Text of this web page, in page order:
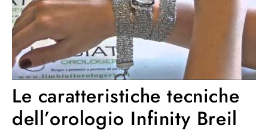
Le caratteristiche tecniche
dell’orologio Infinity Breil